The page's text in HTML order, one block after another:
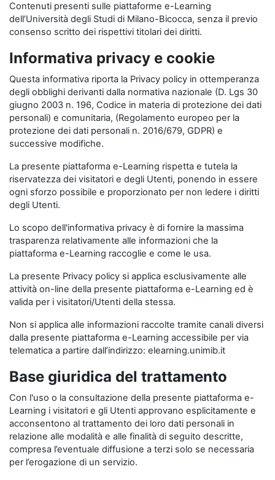
Contenuti presenti sulle piattaforme e-Learning
dell’Università degli Studi di Milano-Bicocca, senza il previo
consenso scritto dei rispettivi titolari dei diritti.
Informativa privacy e cookie
Questa informativa riporta la Privacy policy in ottemperanza
degli obblighi derivanti dalla normativa nazionale (D. Lgs 30
giugno 2003 n. 196, Codice in materia di protezione dei dati
personali) e comunitaria, (Regolamento europeo per la
protezione dei dati personali n. 2016/679, GDPR) e
successive modifiche.
La presente piattaforma e-Learning rispetta e tutela la
riservatezza dei visitatori e degli Utenti, ponendo in essere
ogni sforzo possibile e proporzionato per non ledere i diritti
degli Utenti.
Lo scopo dell'informativa privacy è di fornire la massima
trasparenza relativamente alle informazioni che la
piattaforma e-Learning raccoglie e come le usa.
La presente Privacy policy si applica esclusivamente alle
attività on-line della presente piattaforma e-Learning ed è
valida per i visitatori/Utenti della stessa.
Non si applica alle informazioni raccolte tramite canali diversi
dalla presente piattaforma e-Learning accessibile per via
telematica a partire dall’indirizzo: elearning.unimib.it
Base giuridica del trattamento
Con l'uso o la consultazione della presente piattaforma e-
Learning i visitatori e gli Utenti approvano esplicitamente e
acconsentono al trattamento dei loro dati personali in
relazione alle modalità e alle finalità di seguito descritte,
compresa l’eventuale diffusione a terzi solo se necessaria
per l’erogazione di un servizio.